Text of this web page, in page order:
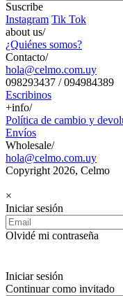
Suscribe
Instagram Tik Tok
about us/
¿Quiénes somos?
Contacto/
hola@celmo.com.uy
098293437 / 094984389
Escribinos
+info/
Política de cambio y
Envíos
Wholesale/
hola@celmo.com.uy
Copyright 2026, Celmo
×
Iniciar sesión
Olvidé mi contraseña
Iniciar sesión
Continuar como invitado